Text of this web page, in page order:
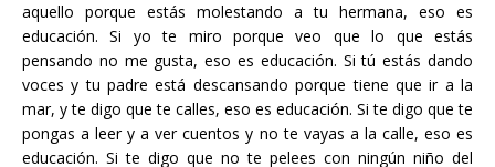
aquello porque estás molestando a tu hermana, eso es
educación. Si yo te miro porque veo que lo que estás
pensando no me gusta, eso es educación. Si tú estás dando
voces y tu padre está descansando porque tiene que ir a la
mar, y te digo que te calles, eso es educación. Si te digo que te
pongas a leer y a ver cuentos y no te vayas a la calle, eso es
educación. Si te digo que no te pelees con ningún niño del